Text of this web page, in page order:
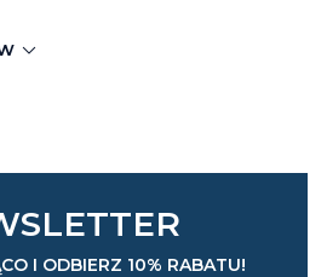
expand_more
I ODBIERZ 10% RABATU!